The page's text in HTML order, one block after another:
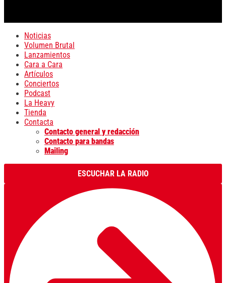
Noticias
Volumen Brutal
Lanzamientos
Cara a Cara
Artículos
Conciertos
Podcast
La Heavy
Tienda
Contacta
Contacto general y redacción
Contacto para bandas
Mailing
ESCUCHAR LA RADIO